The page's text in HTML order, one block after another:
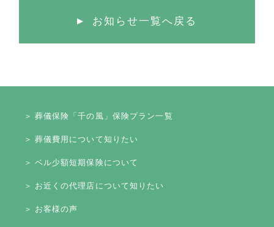
お知らせ一覧へ戻る
＞ 葬儀保険「千の風」保険プラン一覧
＞ 葬儀費用について知りたい
＞ ベル少額短期保険について
＞ お近くの代理店について知りたい
＞ お客様の声